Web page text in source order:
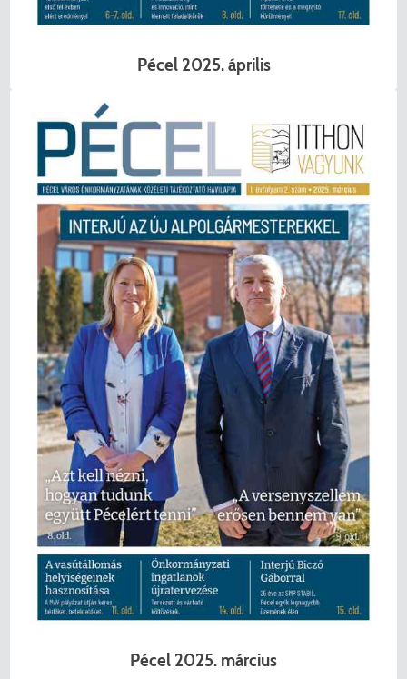
Pécel 2025. április
Pécel 2025. március